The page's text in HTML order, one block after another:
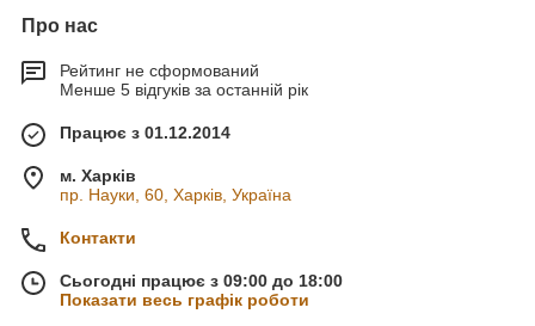
Про нас
Рейтинг не сформований
Менше 5 відгуків за останній рік
Працює з 01.12.2014
м. Харків
пр. Науки, 60, Харків, Україна
Контакти
Сьогодні працює з 09:00 до 18:00
Показати весь графік роботи